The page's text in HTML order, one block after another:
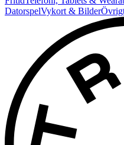
DatorspelVykort & Bilder